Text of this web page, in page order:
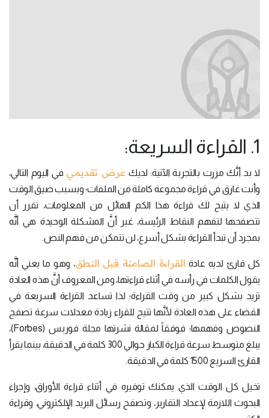
1. القراءة السريعة:
لا بد أنَّك مررت بالتجربة الآتية: لديك عرض تقديمي في اليوم التالي،
وأنت غارق في قراءة مجموعة كاملة من الملفات؛ وبسبب ضيق الوقت
الذي لا يتيح لك قراءة هذا الكم الهائل من المعلومات، تقرر أن
تتصفحها لتفهم النقاط الرئيسة، غير أنَّ المشكلة الوحيدة هي أنَّه
بمجرد أن تبدأ القراءة بشكل أسرع، لن تتمكن من فهم النص.
كل قارئ لديه عادة القراءة الصامتة قبل النطق، وهو ما يعني أنَّه
يقول الكلمات في رأسه في أثناء قراءتها، ومن المعروف أنَّ هذه العادة
تزيد بشكل كبير من وقت القراءة؛ لذا تساعد القراءة السريعة في
القضاء على هذه العادة لأنَّها تتيح للقراء زيادة معدلات سرعة تصفح
النصوص وفهمها؛ فوفقاً لمقالة نشرتها مجلة فوربس (Forbes)،
يبلغ متوسط سرعة قراءة الكبار حوالي 300 كلمة في الدقيقة، بينما يقرأ
القارئ السريع 1500 كلمة في الدقيقة.
تخيل كل الوقت الذي يمكنك توفيره في أثناء قراءة الأوراق، وإجراء
البحوث اللازمة لإعداد التقارير، وتصفح رسائل البريد الإلكتروني، وقراءة